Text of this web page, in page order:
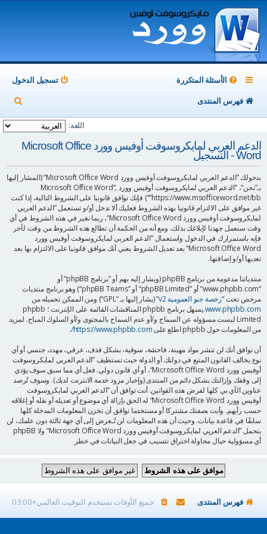
الأسئلة المتكررة
تسجيل الدخول
فهرس المنتدى
ح
ث
اللغة:
الدعم العربي لمايكروسوفت أوفيس وورد Microsoft Office
Word - التسجيل
بدخولك ”الدعم العربي لمايكروسوفت أوفيس وورد Microsoft Office Word“ (المشار إليها
بـ”نحن“، ”الدعم العربي لمايكروسوفت أوفيس وورد Microsoft Office Word“,
”https://www.msofficeword.net/bb“) فإنك توافق قانونيا على الشروط التالية، إذا كنت
غير موافق على الالتزام قانونيا بهذه الشروط فعليك ألا تدخل أو/و تستعمل ”الدعم العربي
لمايكروسوفت أوفيس وورد Microsoft Office Word“، ربما نغير في هذه الشروط في أي
وقت سنعمل جهدنا لإبلاغك بذلك، ومع أنه من الحكمة أن تطالع هذه الشروط من وقت لآخر
فإنه باستمرارك في الدخول واستعمال ”الدعم العربي لمايكروسوفت أوفيس وورد
Microsoft Office Word“ بعد تعديل الشروط يعني أنك موافق قانونيا على الالتزام بها بعد
تعديها أو/و إضافتها.
منتدياتنا مدعومة من برنامج phpBB (ويشار إليه بهم أو ”برنامج phpBB“ أو
“www.phpbb.com” أو ”phpBB Limited“ أو ”phpBB Teams“) وهو برنامج منتديات
مرخص تحت “رخصة جنو العمومية v2
” (يشار إليها بـ ”GPL“) ومن الممكن تحميله من
www.phpbb.com
.يسهل برنامج phpbb المناقشات القائمة على الإنترنت ؛ phpbb
Limited ليست مسؤوله عن السماح و/أو عدم السماح بالمحتوى و/أو السلوك المباح. لمزيد
من المعلومات حول phpbb اطلع على
https://www.phpbb.com/
.
أن توافق أنك لن تنشر مواد مهينة، فاحشة، سوقية، بشكل قذف، عرقي، مهدد، جنسي أو أي
نوع يخالف القانون المتبع في دولتك أو الدولة حيث تستظيف ”الدعم العربي لمايكروسوفت
أوفيس وورد Microsoft Office Word“، أو أي قانون دولي. فعل أي مما سبق سوف يؤدي
إلى وقفك وإزالتك بشكل دائم من المنتدى (وإخبار مزود خدمة الانترنت لديك). وسوف تُرصد
عناوين الآي بي كلها لفرض هذه القوانين. أنت توافق أن ”الدعم العربي لمايكروسوفت
أوفيس وورد Microsoft Office Word“ له الحق بإزالة أي موضوع أو تعديله أو نقله أو إغلاقه
حسب رأيهم. وأنت بصفتك مشتركا أو مستخدما توافق أن تخزن المعلومات المدخلة كلها
سابقًا في قاعدة بيانات. وحيث أن هذه المعلومات لن تُـعرض إلى أي جهة ثالثة دون علمك، لن
يتحمل ”الدعم العربي لمايكروسوفت أوفيس وورد Microsoft Office Word“ ولا phpBB
أي مسؤولية حيال محاولة اختراق تتسبب في جعل البيانات في خطر
فهرس المنتدى جميع الأوقات تستخدم التوقيت العالمي+03:00